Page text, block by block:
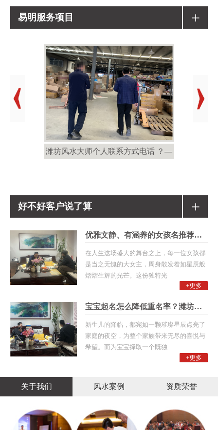
易明服务项目 +
潍坊风水大师个人联系方式电话 ？—
好不好客户说了算 +
优雅文静、有涵养的女孩名推荐！潍
在人生这场盛大的舞台之上，每一位女孩都
是当之无愧的大女主，周身散发着如星辰般
熠熠生辉的光芒。这份独特光
+更多
宝宝起名怎么降低重名率？潍坊起名
新生儿的降临，都宛如一颗璀璨星辰点亮了
家庭的夜空，为整个家族带来无尽的喜悦与
希望。而为宝宝择取一个既独
+更多
关于我们 风水案例 资质荣誉